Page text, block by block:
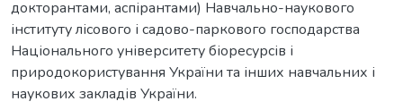
докторантами, аспірантами) Навчально-наукового
інституту лісового і садово-паркового господарства
Національного університету біоресурсів і
природокористування України та інших навчальних і
наукових закладів України.